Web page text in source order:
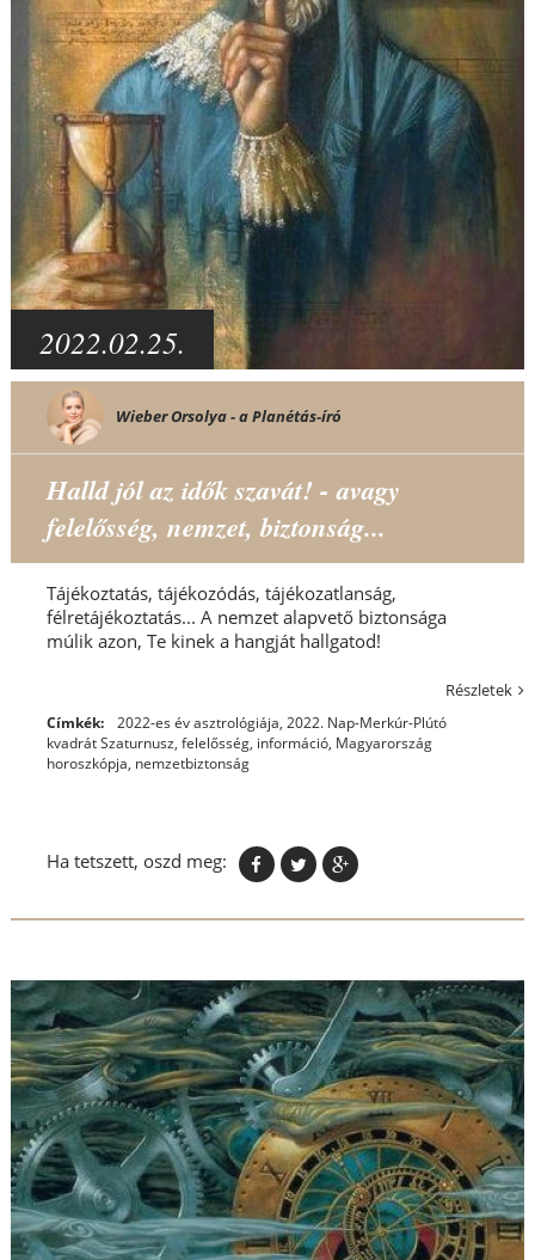
2022.02.25.
Wieber Orsolya - a Planétás-író
Halld jól az idők szavát! - avagy
felelősség, nemzet, biztonság...
Tájékoztatás, tájékozódás, tájékozatlanság,
félretájékoztatás... A nemzet alapvető biztonsága
múlik azon, Te kinek a hangját hallgatod!
Részletek
Címkék: 2022-es év asztrológiája, 2022. Nap-Merkúr-Plútó
kvadrát Szaturnusz, felelősség, információ, Magyarország
horoszkópja, nemzetbiztonság
Ha tetszett, oszd meg: